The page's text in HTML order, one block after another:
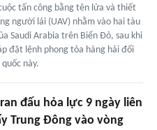
tấn công bằng tên lửa và thiết
người lái (UAV) nhằm vào hai tàu
Saudi Arabia trên Biển Đỏ, sau khi
đặt lệnh phong tỏa hàng hải đối
này.
đấu hỏa lực 9 ngày liên
Trung Đông vào vòng